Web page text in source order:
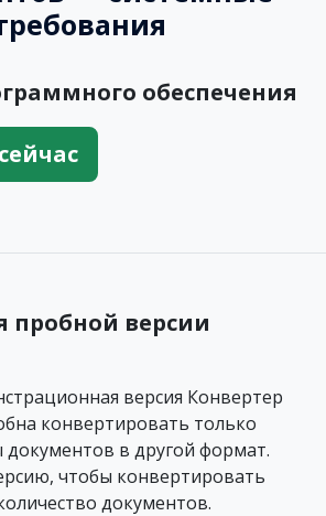
обеспечения
пробной версии
версия Конвертер
конвертировать только
в другой формат.
чтобы конвертировать
документов.